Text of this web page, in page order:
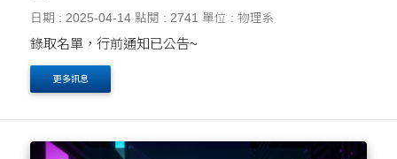
日期 : 2025-04-14 點閱 : 2741 單位 : 物理系
錄取名單，行前通知已公告~
更多訊息